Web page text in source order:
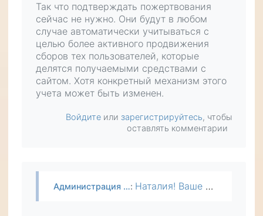
Так что подтверждать пожертвования
сейчас не нужно. Они будут в любом
случае автоматически учитываться с
целью более активного продвижения
сборов тех пользователей, которые
делятся получаемыми средствами с
сайтом. Хотя конкретный механизм этого
учета может быть изменен.
Войдите или зарегистрируйтесь, чтобы
оставлять комментарии
Администрация …: Наталия! Ваше пожертвование получено, огромное вам спасибо! Сейчас любое пожертвование на сайт автоматически сдвигает пользователю дату окончания подписки на расширенный доступ, а это поднимает сбор…